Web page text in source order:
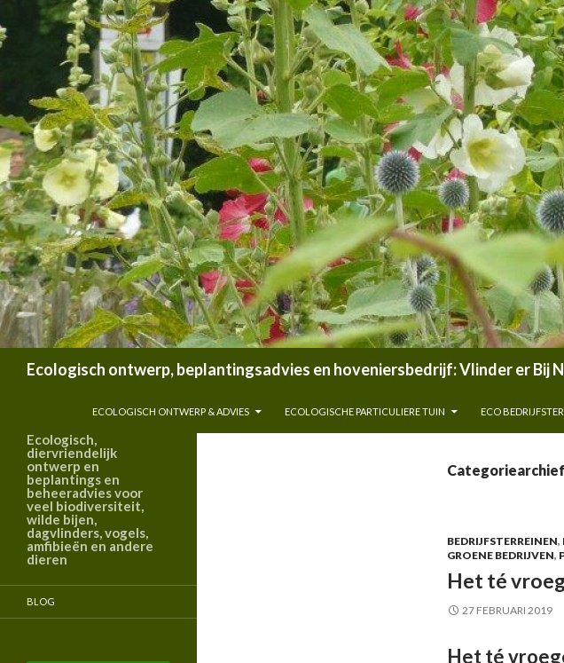
Ecologisch ontwerp, beplantingsadvies en hoveniersbedrijf: Vlinder er Bij
ECOLOGISCH ONTWERP & ADVIES
ECOLOGISCHE PARTICULIERE TUIN ECO
BEDRIJFSTERREINEN,
GROENE BEDRIJVEN,
Het té
27 FEBRUARI 2019
Het té
Ecologisch,
diervriendelijk
ontwerp en
beplantings en
beheeradvies voor
veel biodiversiteit,
wilde bijen,
dagvlinders, vogels,
amfibieën en andere
dieren
BLOG